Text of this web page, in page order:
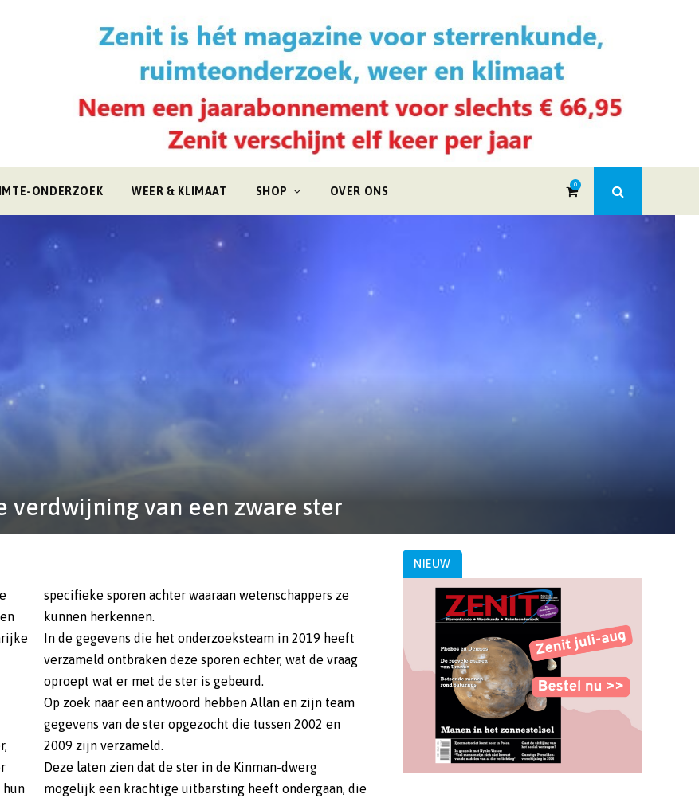
ONDERZOEK WEER & KLIMAAT SHOP OVER ONS
0
verdwijning van een zware ster
hun
specifieke sporen achter waaraan wetenschappers ze
kunnen herkennen.
In de gegevens die het onderzoeksteam in 2019 heeft
verzameld ontbraken deze sporen echter, wat de vraag
oproept wat er met de ster is gebeurd.
Op zoek naar een antwoord hebben Allan en zijn team
gegevens van de ster opgezocht die tussen 2002 en
2009 zijn verzameld.
Deze laten zien dat de ster in de Kinman-dwerg
mogelijk een krachtige uitbarsting heeft ondergaan, die
NIEUW